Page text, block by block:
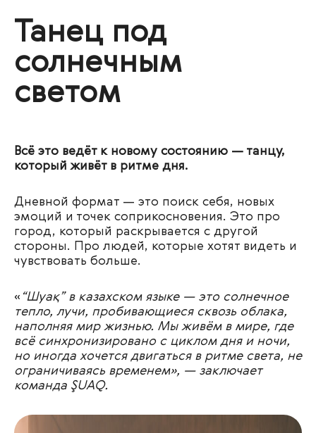
Танец под
солнечным
светом
Всё это ведёт к новому состоянию — танцу,
который живёт в ритме дня.
Дневной формат — это поиск себя, новых
эмоций и точек соприкосновения. Это про
город, который раскрывается с другой
стороны. Про людей, которые хотят видеть и
чувствовать больше.
« “Шуақ” в казахском языке — это солнечное
тепло, лучи, пробивающиеся сквозь облака,
наполняя мир жизнью. Мы живём в мире, где
всё синхронизировано с циклом дня и ночи,
но иногда хочется двигаться в ритме света, не
ограничиваясь временем», — заключает
команда ŞUAQ.